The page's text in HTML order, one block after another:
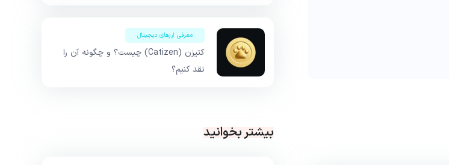
معرفی ارزهای دیجیتال
کتیزن (Catizen) چیست؟ و چگونه آن را
نقد کنیم؟
بیشتر بخوانید